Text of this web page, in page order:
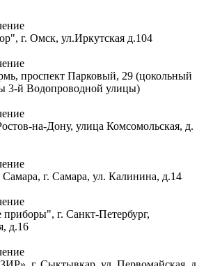
г. Омск, ул.Иркутская д.104
проспект Парковый, 29 (цокольный
3-й Водопроводной улицы)
на-Дону, улица Комсомольская, д.
Самара, г. Самара, ул. Калинина, д.14
г. Санкт-Петербург,
д.16